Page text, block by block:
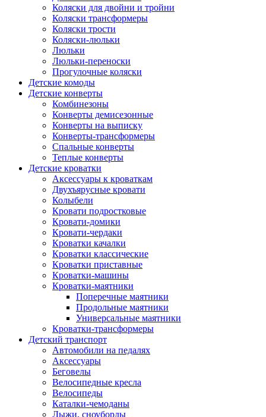
Коляски для двойни и тройни
Коляски трансформеры
Коляски трости
Коляски-люльки
Люльки
Люльки-переноски
Прогулочные коляски
Детские комоды
Детские конверты
Комбинезоны
Конверты демисезонные
Конверты на выписку
Конверты-трансформеры
Спальные конверты
Теплые конверты
Детские кроватки
Аксессуары к кроваткам
Двухъярусные кровати
Колыбели
Кровати подростковые
Кровати-домики
Кровати-чердаки
Кроватки качалки
Кроватки классические
Кроватки приставные
Кроватки-машины
Кроватки-маятники
Поперечные маятники
Продольные маятники
Универсальные маятники
Кроватки-трансформеры
Детский транспорт
Автомобили на педалях
Аксессуары
Беговелы
Велосипедные кресла
Велосипеды
Каталки-чемоданы
Лыжи, сноуборды